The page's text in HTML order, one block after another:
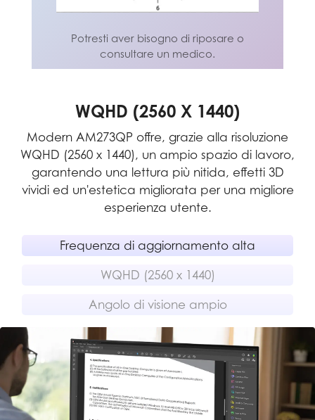
Potresti aver bisogno di riposare o
consultare un medico.
Potresti aver bisogno di riposare o
consultare un medico.
WQHD (2560 X 1440)
Modern AM273QP offre, grazie alla risoluzione
WQHD (2560 x 1440), un ampio spazio di lavoro,
garantendo una lettura più nitida, effetti 3D
vividi ed un'estetica migliorata per una migliore
esperienza utente.
Frequenza di aggiornamento alta
WQHD (2560 x 1440)
Angolo di visione ampio